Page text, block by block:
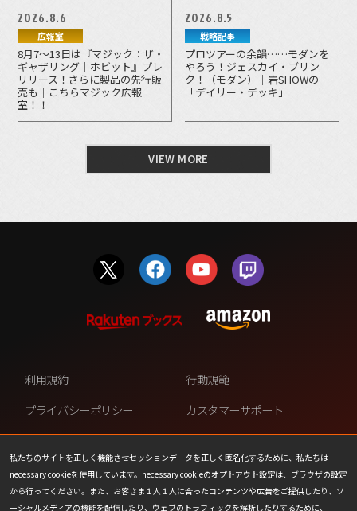
2026.8.6
広報室
8月7～13日は『マジック：ザ・
ギャザリング｜ホビット』プレ
リリース！さらに製品の先行販
売も｜こちらマジック広報
室！！
2026.8.5
戦略記事
プロツアーの余韻……モダンを
やろう！ジェスカイ・ブリン
ク！（モダン）｜岩SHOWの
「デイリー・デッキ」
VIEW MORE
私たちのサイトを正しく機能させセッションデータを正しく匿名化するために、私たちは
necessary cookieを使用しています。necessary cookieのオプトアウト設定は、ブラウザの設定
から行ってください。また、お客さま１人１人に合ったコンテンツや広告をご提供したり、ソ
ーシャルメディアの機能を配信したり、ウェブのトラフィックを解析したりするために、
利用規約
行動規範
プライバシーポリシー
カスタマーサポート
ファンコンテンツ・ポリシー
個人情報の販売や共有を許可し
ない
COOKIE
プレスリリース